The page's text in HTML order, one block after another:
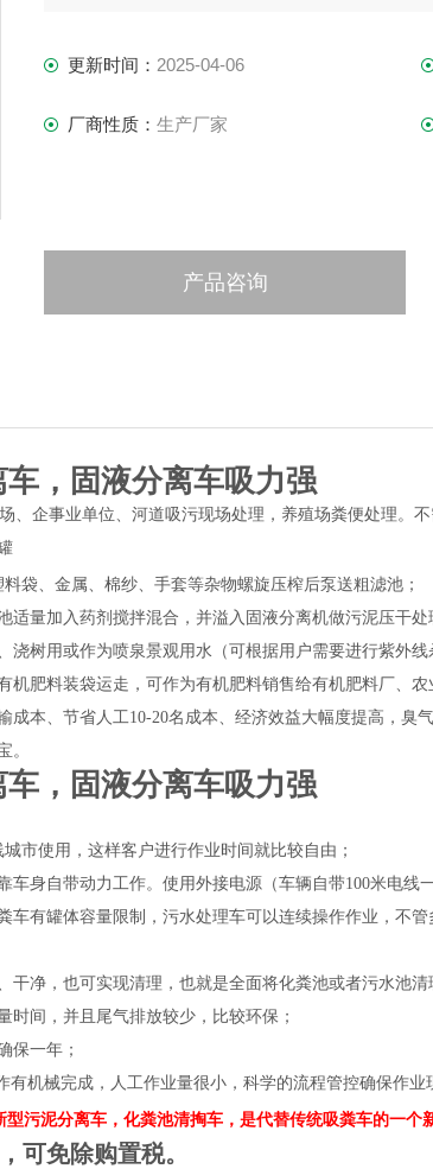
更新时间： 2025-04-06
厂商性质： 生产厂家
产品咨询
，固液分离车吸力强
、企事业单位、河道吸污现场处理，养殖场粪便处理。
袋、金属、棉纱、手套等杂物螺旋压榨后泵送粗滤池；
适量加入药剂搅拌混合，并溢入固液分离机做污泥压干
浇树用或作为喷泉景观用水（可根据用户需要进行紫外
机肥料装袋运走，可作为有机肥料销售给有机肥料厂、
成本、节省人工10-20名成本、经济效益大幅度提高，臭
。
，固液分离车吸力强
市使用，这样客户进行作业时间就比较自由；
车身自带动力工作。使用外接电源（车辆自带100米电线
车有罐体容量限制，污水处理车可以连续操作作业，不
干净，也可实现清理，也就是全面将化粪池或者污水池清
时间，并且尾气排放较少，比较环保；
保一年；
有机械完成，人工作业量很小，科学的流程管控确保作业
污泥分离车，化粪池清掏车，是代替传统吸粪车的一
可免除购置税。